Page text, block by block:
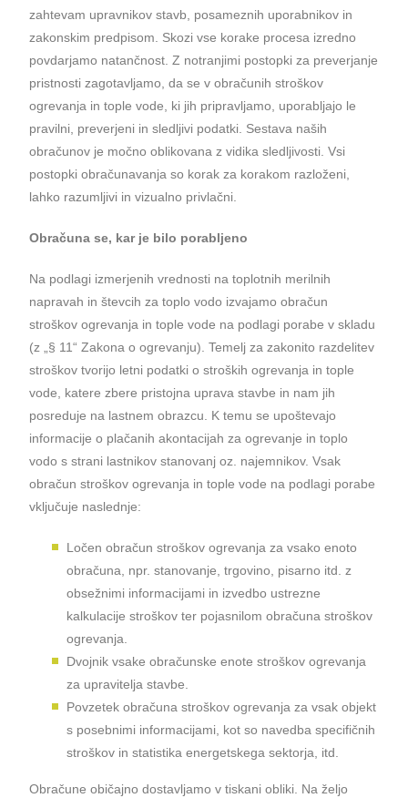
zahtevam upravnikov stavb, posameznih uporabnikov in
zakonskim predpisom. Skozi vse korake procesa izredno
povdarjamo natančnost. Z notranjimi postopki za preverjanje
pristnosti zagotavljamo, da se v obračunih stroškov
ogrevanja in tople vode, ki jih pripravljamo, uporabljajo le
pravilni, preverjeni in sledljivi podatki. Sestava naših
obračunov je močno oblikovana z vidika sledljivosti. Vsi
postopki obračunavanja so korak za korakom razloženi,
lahko razumljivi in vizualno privlačni.
Obračuna se, kar je bilo porabljeno
Na podlagi izmerjenih vrednosti na toplotnih merilnih
napravah in števcih za toplo vodo izvajamo obračun
stroškov ogrevanja in tople vode na podlagi porabe v skladu
(z „§ 11“ Zakona o ogrevanju). Temelj za zakonito razdelitev
stroškov tvorijo letni podatki o stroških ogrevanja in tople
vode, katere zbere pristojna uprava stavbe in nam jih
posreduje na lastnem obrazcu. K temu se upoštevajo
informacije o plačanih akontacijah za ogrevanje in toplo
vodo s strani lastnikov stanovanj oz. najemnikov. Vsak
obračun stroškov ogrevanja in tople vode na podlagi porabe
vključuje naslednje:
Ločen obračun stroškov ogrevanja za vsako enoto
obračuna, npr. stanovanje, trgovino, pisarno itd. z
obsežnimi informacijami in izvedbo ustrezne
kalkulacije stroškov ter pojasnilom obračuna stroškov
ogrevanja.
Dvojnik vsake obračunske enote stroškov ogrevanja
za upravitelja stavbe.
Povzetek obračuna stroškov ogrevanja za vsak objekt
s posebnimi informacijami, kot so navedba specifičnih
stroškov in statistika energetskega sektorja, itd.
Obračune običajno dostavljamo v tiskani obliki. Na željo